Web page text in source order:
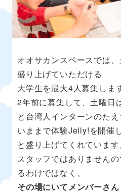
オオサカンスペースでは
盛り上げていただける
大学生を最大4人募集します
2年前に募集して、土曜日
と台湾人インターンのた
いままで体験Jelly!を開催
と盛り上げてくれています
スタッフではありません
るわけではなく、
その場にいてメンバーさん